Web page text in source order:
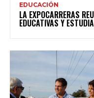
EDUCACIÓN
LA EXPOCARRERAS
EDUCATIVAS Y